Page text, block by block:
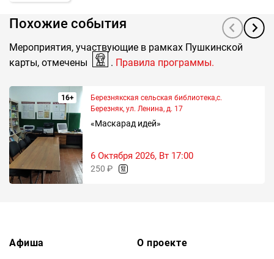
Похожие события
Мероприятия, участвующие в рамках Пушкинской
карты, отмечены
. Правила программы.
16+
Березнякская сельская библиотека,с.
Березняк, ул. Ленина, д. 17
«Маскарад идей»
6 Октября 2026, Вт 17:00
250 ₽
Афиша О проекте